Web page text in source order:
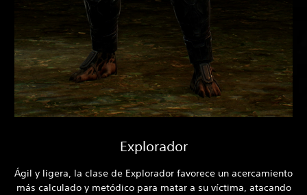
Explorador
Ágil y ligera, la clase de Explorador favorece un acercamiento
más calculado y metódico para matar a su víctima, atacando